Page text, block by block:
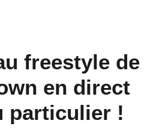
freestyle de
en direct
particulier !